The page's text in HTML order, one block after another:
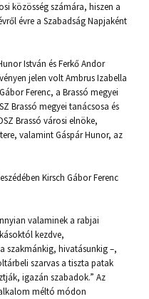
közösség számára, hiszen a
évre a Szabadság Napjaként
István és Ferkő Andor
jelen volt Ambrus Izabella
Ferenc, a Brassó megyei
Brassó megyei tanácsosa és
Brassó városi elnöke,
valamint Gáspár Hunor, az
Kirsch Gábor Ferenc
valaminek a rabjai
kezdve,
szakmánkig, hivatásunkig –,
szarvas a tiszta patak
igazán szabadok.” Az
méltó módon